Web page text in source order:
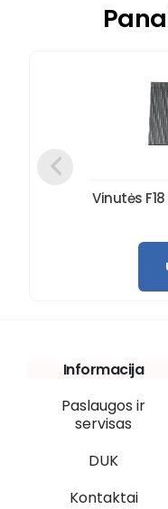
Vinutės
Informacija
Paslaugos ir
servisas
DUK
Kontaktai